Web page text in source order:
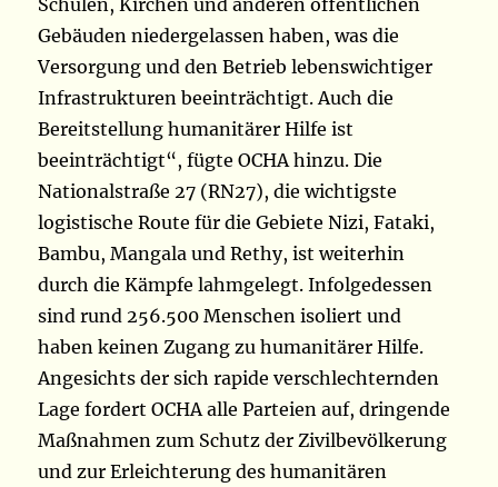
Schulen, Kirchen und anderen öffentlichen
Gebäuden niedergelassen haben, was die
Versorgung und den Betrieb lebenswichtiger
Infrastrukturen beeinträchtigt. Auch die
Bereitstellung humanitärer Hilfe ist
beeinträchtigt“, fügte OCHA hinzu. Die
Nationalstraße 27 (RN27), die wichtigste
logistische Route für die Gebiete Nizi, Fataki,
Bambu, Mangala und Rethy, ist weiterhin
durch die Kämpfe lahmgelegt. Infolgedessen
sind rund 256.500 Menschen isoliert und
haben keinen Zugang zu humanitärer Hilfe.
Angesichts der sich rapide verschlechternden
Lage fordert OCHA alle Parteien auf, dringende
Maßnahmen zum Schutz der Zivilbevölkerung
und zur Erleichterung des humanitären